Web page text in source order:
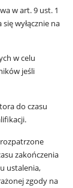
w art. 9 ust. 1
wyłącznie na
w celu
jeśli
do czasu
zakończenia
ustalenia,
zgody na